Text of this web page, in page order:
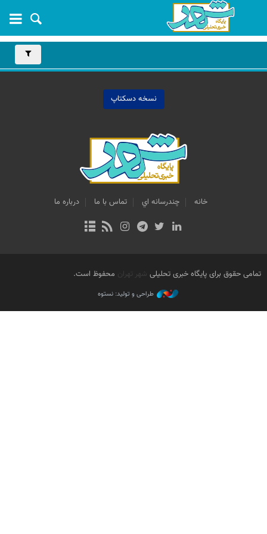
نسخه دسکتاپ
خانه چندرسانه اي تماس با ما درباره ما
تمامی حقوق برای پایگاه خبری تحلیلی شهر تهران محفوظ است.
طراحی و تولید: نستوه